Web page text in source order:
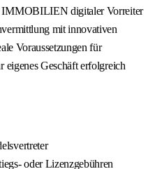
digitaler Vorreiter
mit innovativen
Voraussetzungen für
eigenes Geschäft erfolgreich
oder Lizenzgebühren